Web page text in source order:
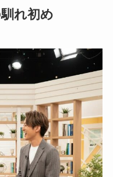
れ初め